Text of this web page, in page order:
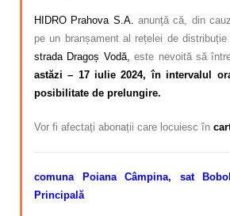
HIDRO Prahova S.A. anunță că, din
pe un branșament al rețelei de distribuție
strada Dragoș Vodă, este nevoită să
astăzi – 17 iulie 2024, în intervalul
posibilitate de prelungire.
Vor fi afectați abonații care locuiesc în
comuna Poiana Câmpina, sat
Principală